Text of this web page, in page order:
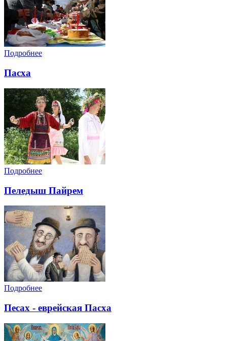
Подробнее
Пасха
Подробнее
Пеледыш Пайрем
Подробнее
Песах - еврейская Пасха